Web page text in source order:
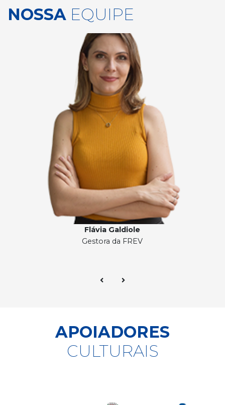
NOSSA EQUIPE
Flávia Galdiole
Gestora da FREV
APOIADORES
CULTURAIS